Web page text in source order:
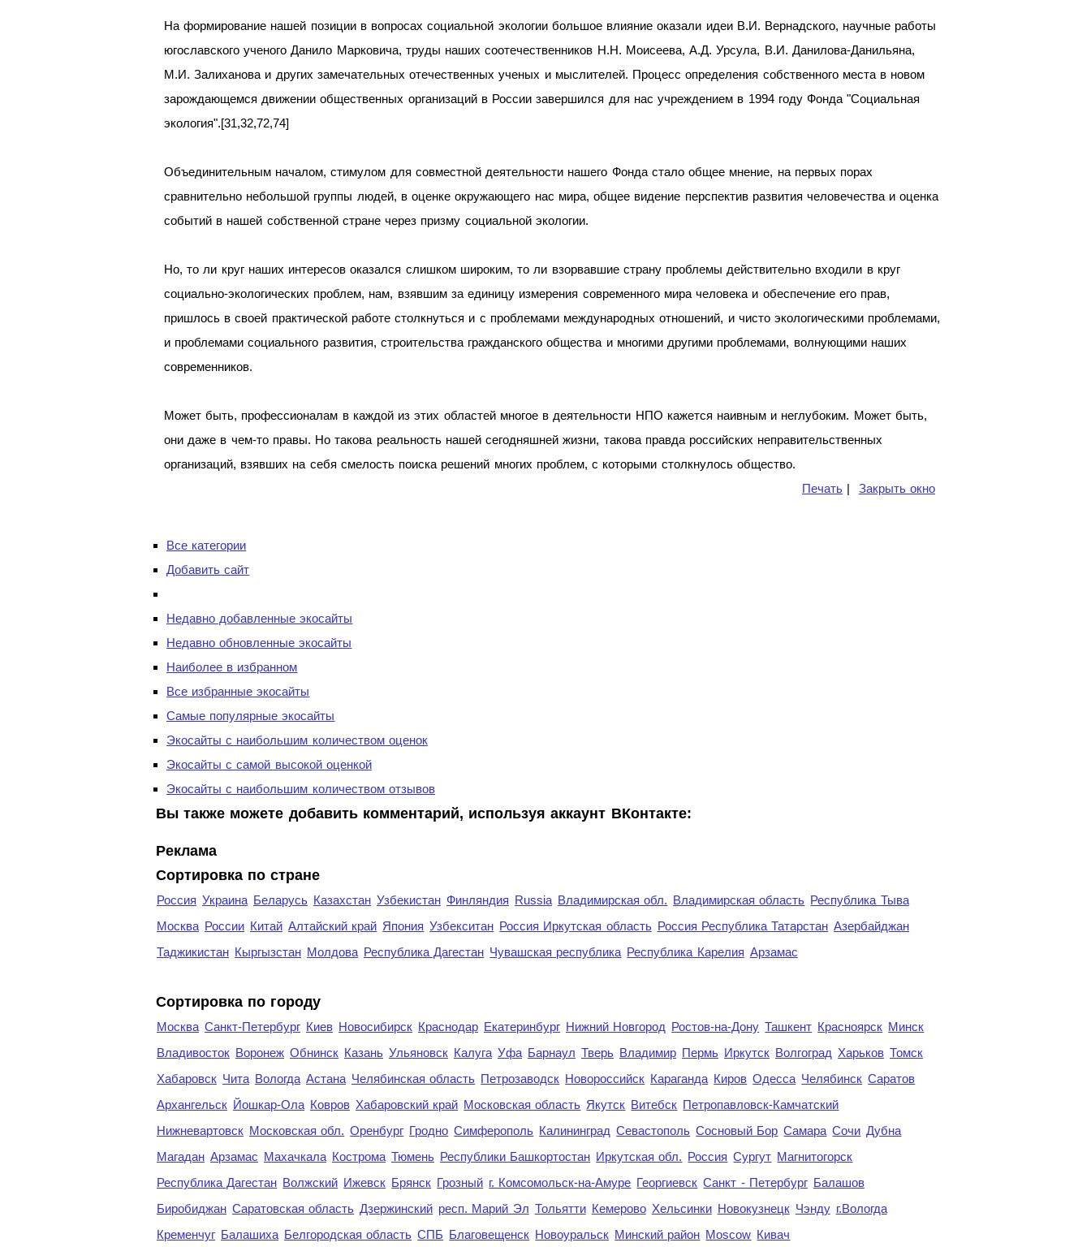
На формирование нашей позиции в вопросах социальной экологии большое влияние оказали идеи В.И. Вернадского, научные работы
югославского ученого Данило Марковича, труды наших соотечественников Н.Н. Моисеева, А.Д. Урсула, В.И. Данилова-Данильяна,
М.И. Залиханова и других замечательных отечественных ученых и мыслителей. Процесс определения собственного места в новом
зарождающемся движении общественных организаций в России завершился для нас учреждением в 1994 году Фонда "Социальная
экология".[31,32,72,74]
Объединительным началом, стимулом для совместной деятельности нашего Фонда стало общее мнение, на первых порах
сравнительно небольшой группы людей, в оценке окружающего нас мира, общее видение перспектив развития человечества и оценка
событий в нашей собственной стране через призму социальной экологии.
Но, то ли круг наших интересов оказался слишком широким, то ли взорвавшие страну проблемы действительно входили в круг
социально-экологических проблем, нам, взявшим за единицу измерения современного мира человека и обеспечение его прав,
пришлось в своей практической работе столкнуться и с проблемами международных отношений, и чисто экологическими проблемами,
и проблемами социального развития, строительства гражданского общества и многими другими проблемами, волнующими наших
современников.
Может быть, профессионалам в каждой из этих областей многое в деятельности НПО кажется наивным и неглубоким. Может быть,
они даже в чем-то правы. Но такова реальность нашей сегодняшней жизни, такова правда российских неправительственных
организаций, взявших на себя смелость поиска решений многих проблем, с которыми столкнулось общество.
Печать | Закрыть окно
Все категории
Добавить сайт
Недавно добавленные экосайты
Недавно обновленные экосайты
Наиболее в избранном
Все избранные экосайты
Самые популярные экосайты
Экосайты с наибольшим количеством оценок
Экосайты с самой высокой оценкой
Экосайты с наибольшим количеством отзывов
Вы также можете добавить комментарий, используя аккаунт ВКонтакте:
Реклама
Сортировка по стране
Россия Украина Беларусь Казахстан Узбекистан Финляндия Russia Владимирская обл. Владимирская область Республика Тыва
Москва России Китай Алтайский край Япония Узбекситан Россия Иркутская область Россия Республика Татарстан Азербайджан
Таджикистан Кыргызстан Молдова Республика Дагестан Чувашская республика Республика Карелия Арзамас
Cортировка по городу
Москва Санкт-Петербург Киев Новосибирск Краснодар Екатеринбург Нижний Новгород Ростов-на-Дону Ташкент Красноярск Минск
Владивосток Воронеж Обнинск Казань Ульяновск Калуга Уфа Барнаул Тверь Владимир Пермь Иркутск Волгоград Харьков Томск
Хабаровск Чита Вологда Астана Челябинская область Петрозаводск Новороссийск Караганда Киров Одесса Челябинск Саратов
Архангельск Йошкар-Ола Ковров Хабаровский край Московская область Якутск Витебск Петропавловск-Камчатский
Нижневартовск Московская обл. Оренбург Гродно Симферополь Калининград Севастополь Сосновый Бор Самара Сочи Дубна
Магадан Арзамас Махачкала Кострома Тюмень Республики Башкортостан Иркутская обл. Россия Сургут Магнитогорск
Республика Дагестан Волжский Ижевск Брянск Грозный г. Комсомольск-на-Амуре Георгиевск Санкт - Петербург Балашов
Биробиджан Саратовская область Дзержинский респ. Марий Эл Тольятти Кемерово Хельсинки Новокузнецк Чэнду г.Вологда
Кременчуг Балашиха Белгородская область СПБ Благовещенск Новоуральск Минский район Moscow Кивач